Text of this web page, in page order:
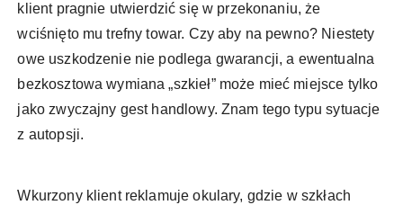
klient pragnie utwierdzić się w przekonaniu, że
wciśnięto mu trefny towar. Czy aby na pewno? Niestety
owe uszkodzenie nie podlega gwarancji, a ewentualna
bezkosztowa wymiana „szkieł” może mieć miejsce tylko
jako zwyczajny gest handlowy. Znam tego typu sytuacje
z autopsji.
Wkurzony klient reklamuje okulary, gdzie w szkłach